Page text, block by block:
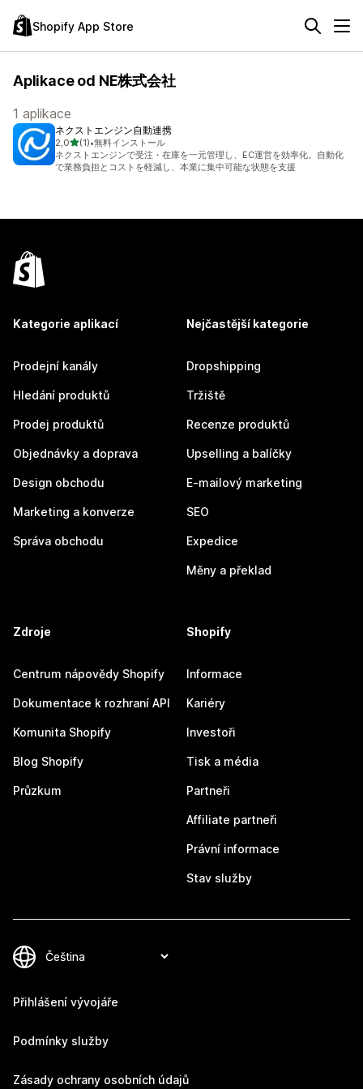
Shopify App Store
Aplikace od NE株式会社
1 aplikace
ネクストエンジン自動連携
2,0z 5 hvězd
(1)
Celkový počet recenzí: 1
•無料インストール
ネクストエンジンで受注・在庫を一元管理し、EC運営を効率化。自動化
で業務負担とコストを軽減し、本業に集中可能な状態を支援
Kategorie aplikací
Prodejní kanály
Hledání produktů
Prodej produktů
Objednávky a doprava
Design obchodu
Marketing a konverze
Správa obchodu
Nejčastější kategorie
Dropshipping
Tržiště
Recenze produktů
Upselling a balíčky
E-mailový marketing
SEO
Expedice
Měny a překlad
Zdroje
Centrum nápovědy Shopify
Dokumentace k rozhraní API
Komunita Shopify
Blog Shopify
Průzkum
Shopify
Informace
Kariéry
Investoři
Tisk a média
Partneři
Affiliate partneři
Právní informace
Stav služby
Přihlášení vývojáře
Podmínky služby
Zásady ochrany osobních údajů